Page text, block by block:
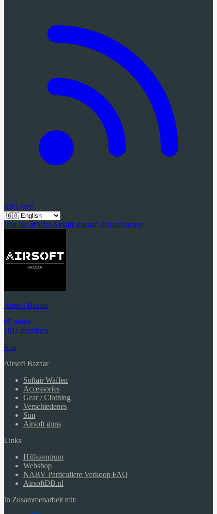
RSS feed
Join the official Airsoft Bazaar Discord server
Airsoft Bazaar
95 online
1911 members
Join
Airsoft Bazaar
Softair Waffen
Accessories
Gear / Clothing
Verschiedenes
Sim
Airsoft guns
Links
Hilfezentrum
Webshop
NABV Particuliere Verkoop FAQ
AirsoftDB.nl
In Zusammenarbeit mit: